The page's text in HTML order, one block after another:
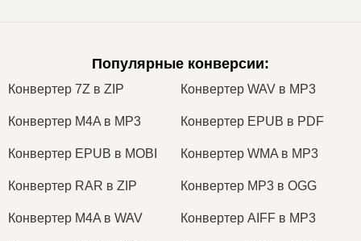
Популярные конверсии:
Конвертер 7Z в ZIP Конвертер WAV в MP3
Конвертер M4A в MP3 Конвертер EPUB в PDF
Конвертер EPUB в MOBI Конвертер WMA в MP3
Конвертер RAR в ZIP Конвертер MP3 в OGG
Конвертер M4A в WAV Конвертер AIFF в MP3